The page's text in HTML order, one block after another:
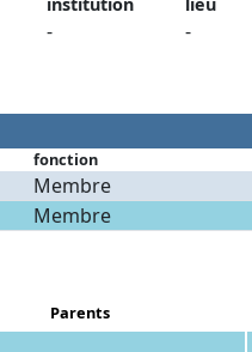
- -
fonction
Membre
Membre
Parents